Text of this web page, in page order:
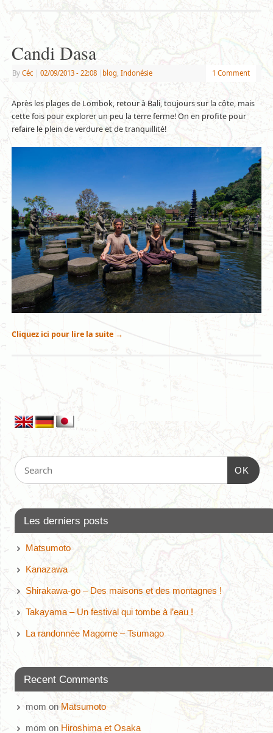
Candi Dasa
By Céc 02/09/2013 - 22:08 blog Indonésie 1 Comment
Après les plages de Lombok, retour à Bali, toujours sur la côte, mais
cette fois pour explorer un peu la terre ferme! On en profite pour
refaire le plein de verdure et de tranquillité!
Cliquez ici pour lire la suite →
OK
Les derniers posts
Matsumoto
Kanazawa
Shirakawa-go – Des maisons et des montagnes !
Takayama – Un festival qui tombe à l’eau !
La randonnée Magome – Tsumago
Recent Comments
mom on Matsumoto
mom on Hiroshima et Osaka